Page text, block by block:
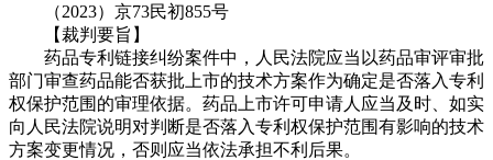
（2023）京73民初855号
【裁判要旨】
药品专利链接纠纷案件中，人民法院应当以药品审评审批
部门审查药品能否获批上市的技术方案作为确定是否落入专利
权保护范围的审理依据。药品上市许可申请人应当及时、如实
向人民法院说明对判断是否落入专利权保护范围有影响的技术
方案变更情况，否则应当依法承担不利后果。